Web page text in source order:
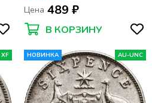
Цена 489 ₽
В КОРЗИНУ
XF НОВИНКА AU-UNC